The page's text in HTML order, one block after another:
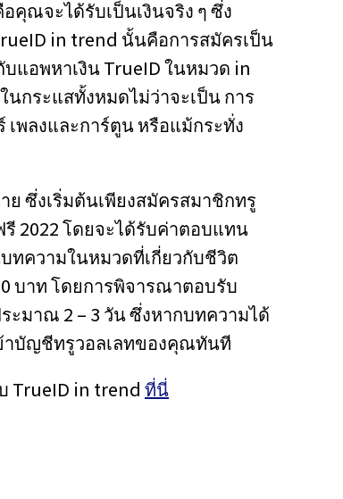
ณจะได้รับเป็นเงินจริง ๆ ซึ่ง
in trend นั้นคือการสมัครเป็น
แอพหาเงิน TrueID ในหมวด in
นกระแสทั้งหมดไม่ว่าจะเป็น การ
พลงและการ์ตูน หรือแม้กระทั่ง
ซึ่งเริ่มต้นเพียงสมัครสมาชิกทรู
2022 โดยจะได้รับค่าตอบแทน
ทความในหมวดที่เกี่ยวกับชีวิต
บาท โดยการพิจารณาตอบรับ
มาณ 2 – 3 วัน ซึ่งหากบทความได้
าบัญชีทรูวอลเลทของคุณทันที
TrueID in trend ที่นี่